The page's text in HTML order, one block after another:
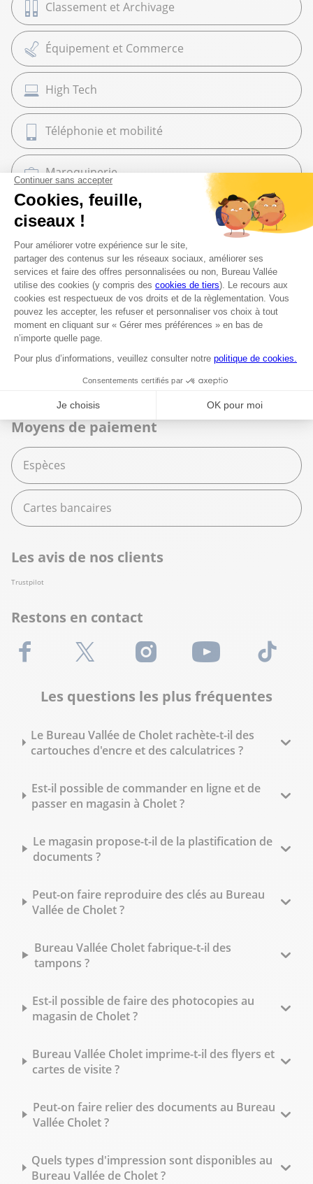
Classement et Archivage
Équipement et Commerce
High Tech
Téléphonie et mobilité
Maroquinerie
Cadeaux
Librairie
Beaux Arts
Espace services
Fournitures scolaires
Moyens de paiement
Espèces
Cartes bancaires
Les avis de nos clients
Trustpilot
Restons en contact
Facebook X (Twitter) Instagram Youtube TikTok
Les questions les plus fréquentes
Le Bureau Vallée de Cholet rachète-t-il des
cartouches d'encre et des calculatrices ?
Est-il possible de commander en ligne et de
passer en magasin à Cholet ?
Le magasin propose-t-il de la plastification de
documents ?
Peut-on faire reproduire des clés au Bureau
Vallée de Cholet ?
Bureau Vallée Cholet fabrique-t-il des
tampons ?
Est-il possible de faire des photocopies au
magasin de Cholet ?
Bureau Vallée Cholet imprime-t-il des flyers et
cartes de visite ?
Peut-on faire relier des documents au Bureau
Vallée Cholet ?
Quels types d'impression sont disponibles au
Bureau Vallée de Cholet ?